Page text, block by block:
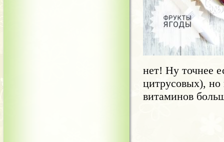
нет! Ну точнее
цитрусовых), но
витаминов